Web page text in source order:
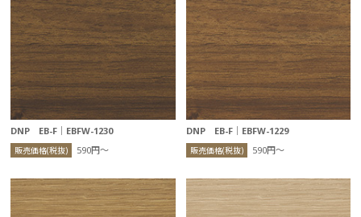
DNP EB-F｜EBFW-1230
販売価格(税抜) 590円〜
DNP EB-F｜EBFW-1229
販売価格(税抜) 590円〜